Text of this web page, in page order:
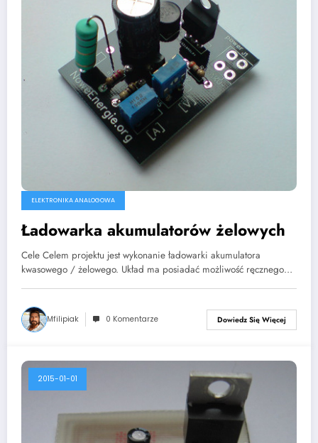
ELEKTRONIKA ANALOGOWA
Ładowarka akumulatorów żelowych
Cele Celem projektu jest wykonanie ładowarki akumulatora
kwasowego / żelowego. Układ ma posiadać możliwość ręcznego…
Mfilipiak 0 Komentarze Dowiedz Się Więcej
2015-01-01